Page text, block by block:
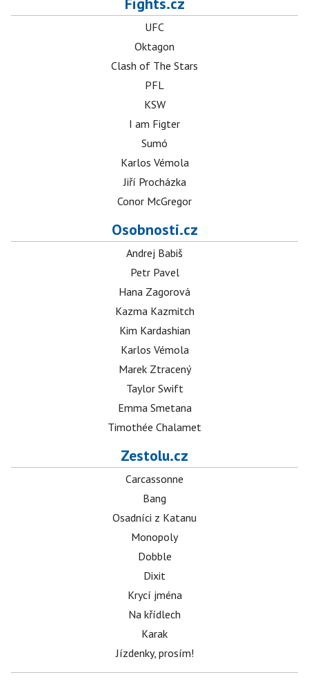
UFC
Oktagon
Clash of The Stars
PFL
KSW
I am Figter
Sumó
Karlos Vémola
Jiří Procházka
Conor McGregor
Osobnosti.cz
Andrej Babiš
Petr Pavel
Hana Zagorová
Kazma Kazmitch
Kim Kardashian
Karlos Vémola
Marek Ztracený
Taylor Swift
Emma Smetana
Timothée Chalamet
Zestolu.cz
Carcassonne
Bang
Osadníci z Katanu
Monopoly
Dobble
Dixit
Krycí jména
Na křídlech
Karak
Jízdenky, prosím!